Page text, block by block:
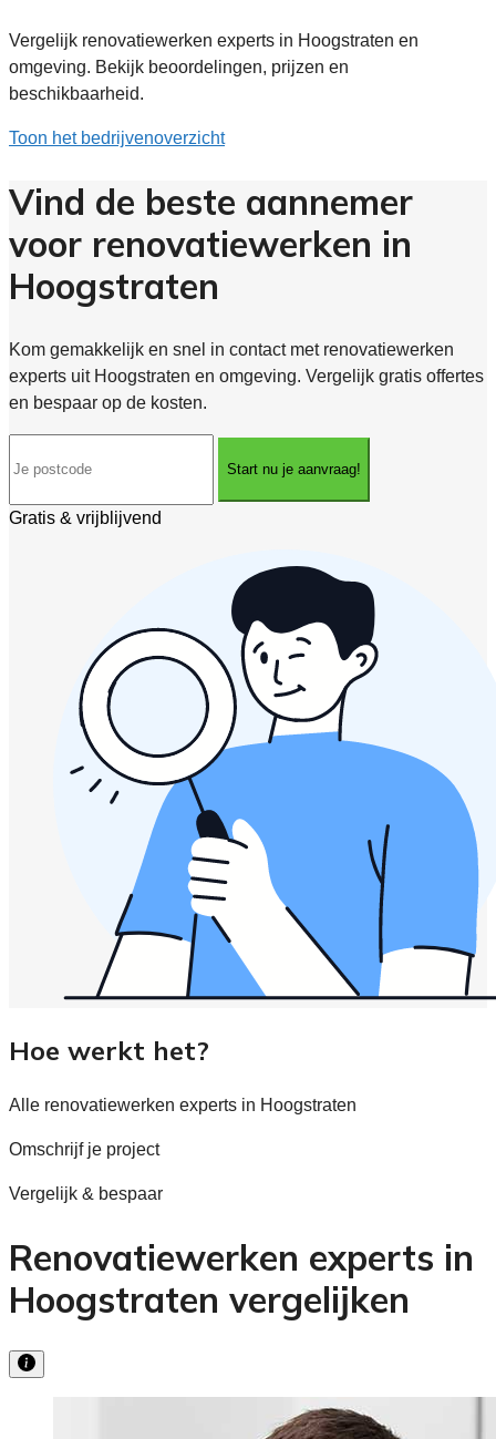
Vergelijk renovatiewerken experts in Hoogstraten en
omgeving. Bekijk beoordelingen, prijzen en
beschikbaarheid.
Toon het bedrijvenoverzicht
Vind de beste aannemer
voor renovatiewerken in
Hoogstraten
Kom gemakkelijk en snel in contact met renovatiewerken
experts uit Hoogstraten en omgeving. Vergelijk gratis offertes
en bespaar op de kosten.
Start nu je aanvraag!
Gratis & vrijblijvend
Hoe werkt het?
Alle renovatiewerken experts in Hoogstraten
Omschrijf je project
Vergelijk & bespaar
Renovatiewerken experts in
Hoogstraten vergelijken